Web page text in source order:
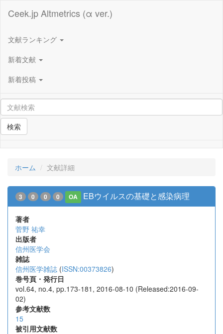
Ceek.jp Altmetrics (α ver.)
文献ランキング
新着文献
新着投稿
検索
ホーム 文献詳細
3 0 0 0 OA EBウイルスの基礎と感染病理
著者
菅野 祐幸
出版者
信州医学会
雑誌
信州医学雑誌 (ISSN:00373826)
巻号頁・発行日
vol.64, no.4, pp.173-181, 2016-08-10 (Released:2016-09-
02)
参考文献数
15
被引用文献数